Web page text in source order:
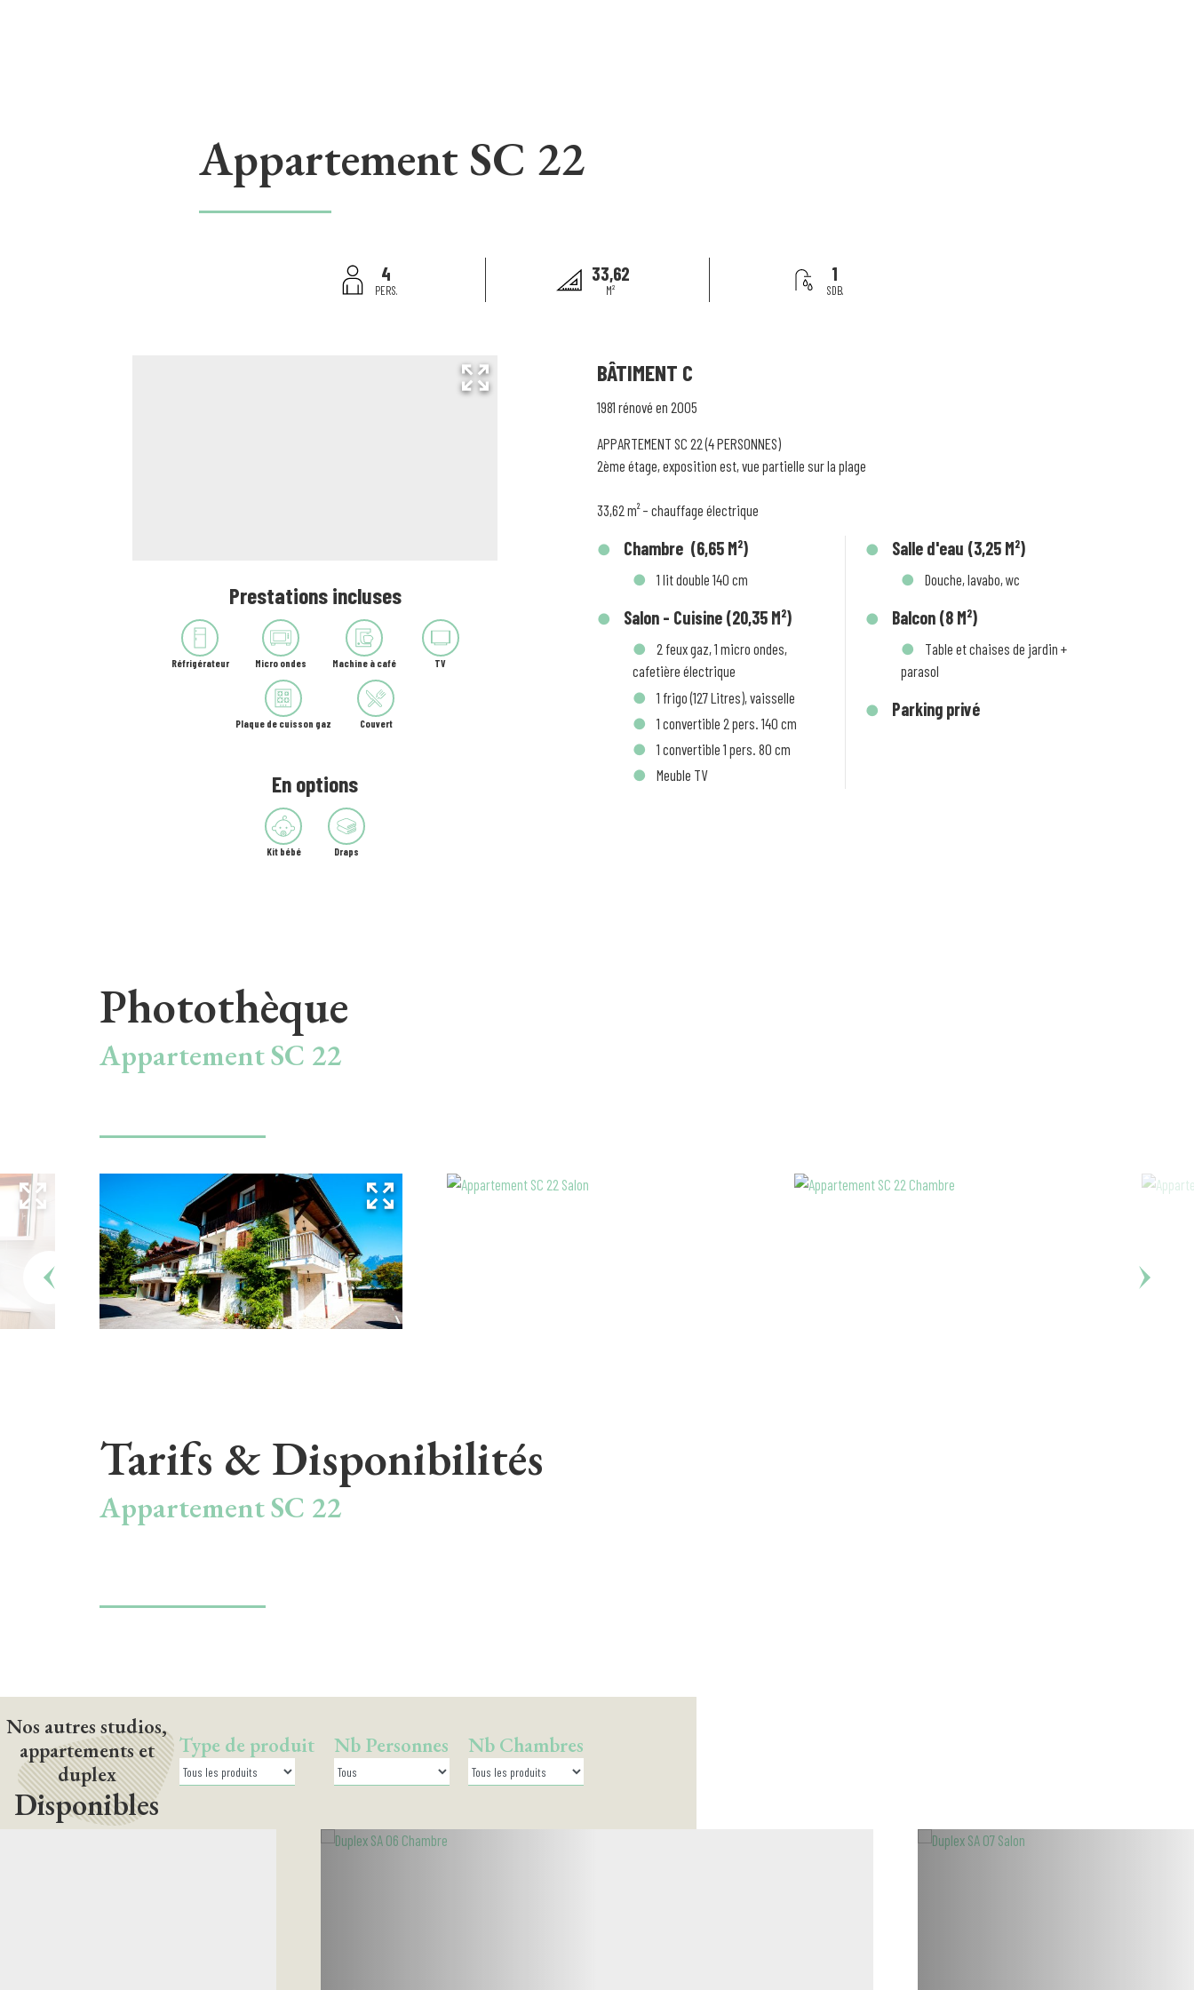
Appartement SC 22
4
PERS.
33,62
M²
1
SDB.
Prestations incluses
Réfrigérateur Micro ondes Machine à café TV
Plaque de cuisson gaz Couvert
En options
Kit bébé Draps
BÂTIMENT C
1981 rénové en 2005
APPARTEMENT SC 22 (4 PERSONNES)
2ème étage, exposition est, vue partielle sur la plage
33,62 m² – chauffage électrique
Chambre (6,65 M²)
1 lit double 140 cm
Salon - Cuisine (20,35 M²)
2 feux gaz, 1 micro ondes,
cafetière électrique
1 frigo (127 Litres), vaisselle
1 convertible 2 pers. 140 cm
1 convertible 1 pers. 80 cm
Meuble TV
Salle d'eau (3,25 M²)
Douche, lavabo, wc
Balcon (8 M²)
Table et chaises de jardin +
parasol
Parking privé
Photothèque
Appartement SC 22
Tarifs & Disponibilités
Appartement SC 22
Nos autres studios,
appartements et
duplex
Disponibles
Type de produit Nb Personnes Nb Chambres